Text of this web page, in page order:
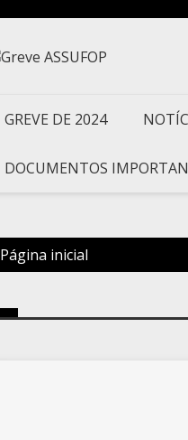
GREVE DE 2024
DOCUMENTOS
Página inicial